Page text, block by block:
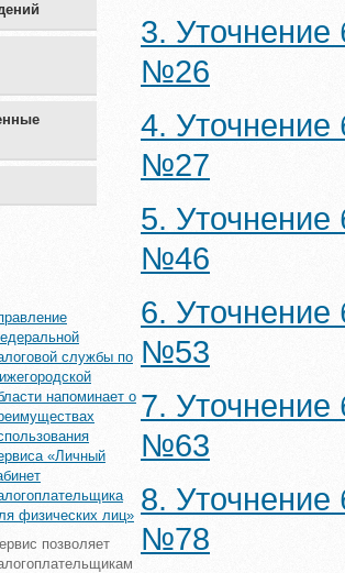
службы по
напоминает о
«Личный
физических лиц»
позволяет
3.
№26
4. Уточнение
№27
5.
№46
6.
№53
7.
№63
8.
№78